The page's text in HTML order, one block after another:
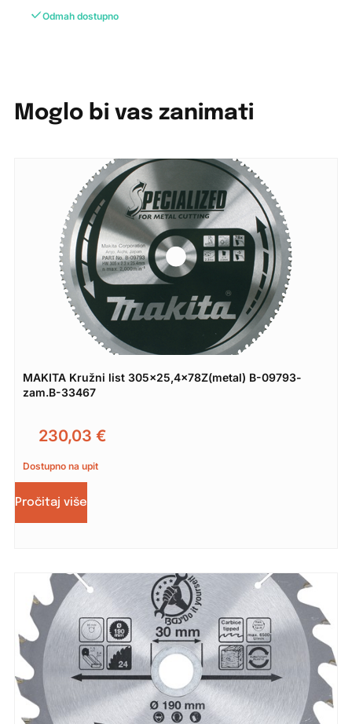
Odmah dostupno
Moglo bi vas zanimati
MAKITA Kružni list 305×25,4x78Z(metal) B-09793-
zam.B-33467
230,03 €
Dostupno na upit
Pročitaj više